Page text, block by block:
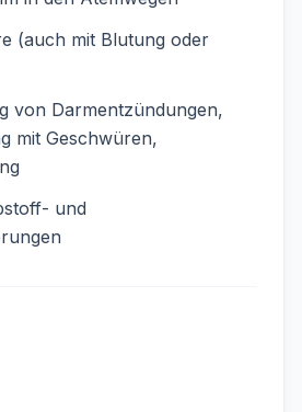
(auch mit Blutung oder
von Darmentzündungen,
mit Geschwüren,
und